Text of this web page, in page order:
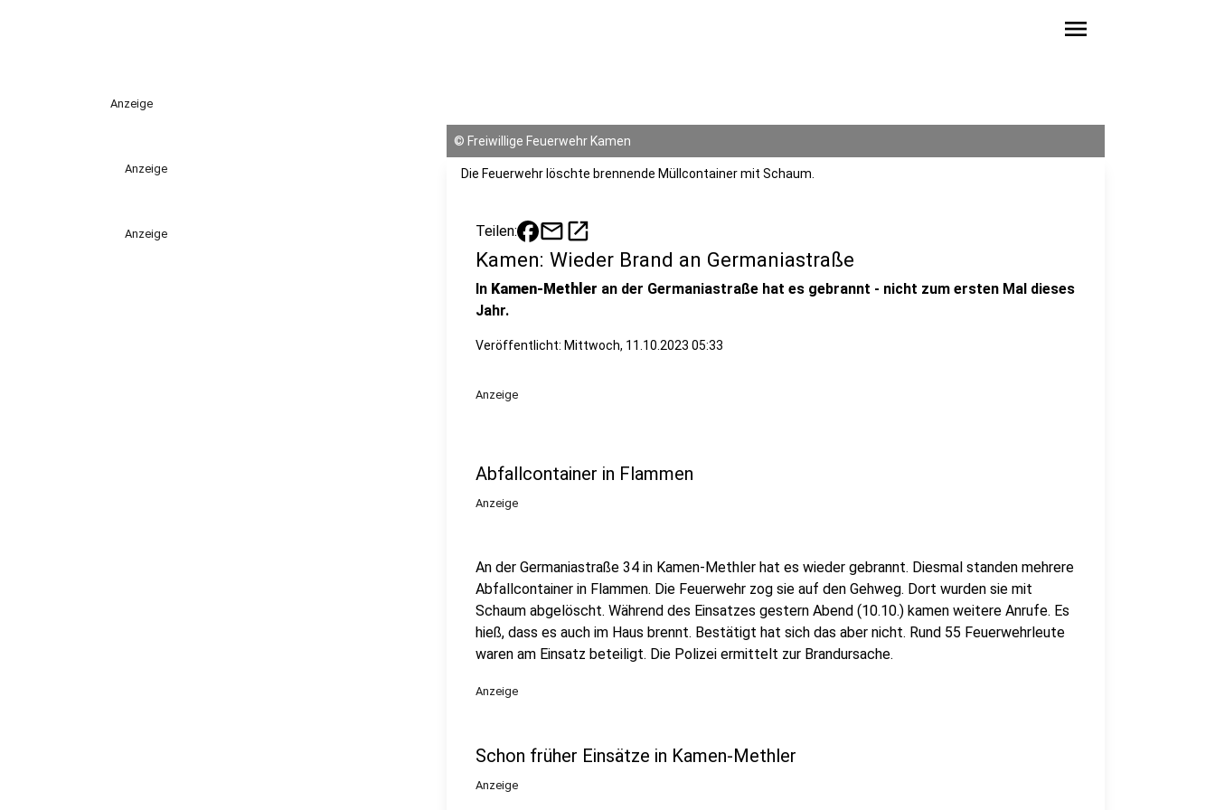
menu
Anzeige
Anzeige
Anzeige
© Freiwillige Feuerwehr Kamen
Die Feuerwehr löschte brennende Müllcontainer mit Schaum.
Teilen: mailopen_in_new
Kamen: Wieder Brand an Germaniastraße
In Kamen-Methler an der Germaniastraße hat es gebrannt - nicht zum ersten Mal dieses
Jahr.
Veröffentlicht: Mittwoch, 11.10.2023 05:33
Anzeige
Abfallcontainer in Flammen
Anzeige
An der Germaniastraße 34 in Kamen-Methler hat es wieder gebrannt. Diesmal standen mehrere
Abfallcontainer in Flammen. Die Feuerwehr zog sie auf den Gehweg. Dort wurden sie mit
Schaum abgelöscht. Während des Einsatzes gestern Abend (10.10.) kamen weitere Anrufe. Es
hieß, dass es auch im Haus brennt. Bestätigt hat sich das aber nicht. Rund 55 Feuerwehrleute
waren am Einsatz beteiligt. Die Polizei ermittelt zur Brandursache.
Anzeige
Schon früher Einsätze in Kamen-Methler
Anzeige